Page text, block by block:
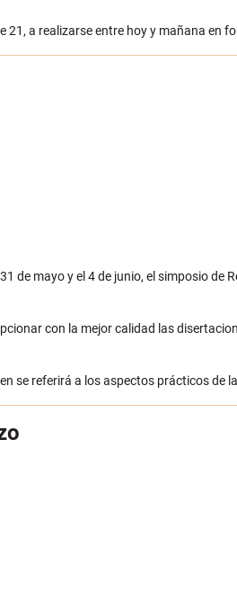
21, a realizarse entre hoy y mañana en
de mayo y el 4 de junio, el simposio
con la mejor calidad las
se referirá a los aspectos prácticos de